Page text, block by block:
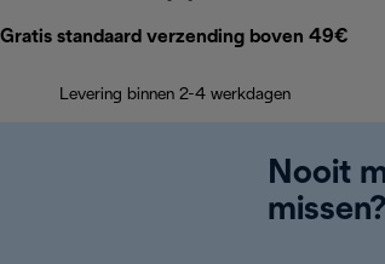
Gratis standaard verzending boven 49€
Levering binnen 2-4 werkdagen
Nooit
missen?